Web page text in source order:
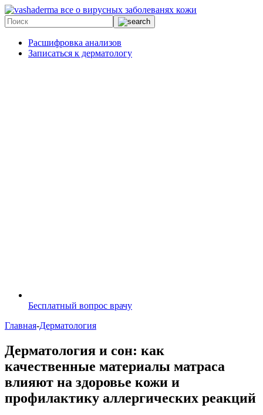
все о вирусных заболеванях кожи
Расшифровка анализов
Записаться к дерматологу
Бесплатный вопрос врачу
Главная-Дерматология
Дерматология и сон: как
качественные материалы матраса
влияют на здоровье кожи и
профилактику аллергических реакций